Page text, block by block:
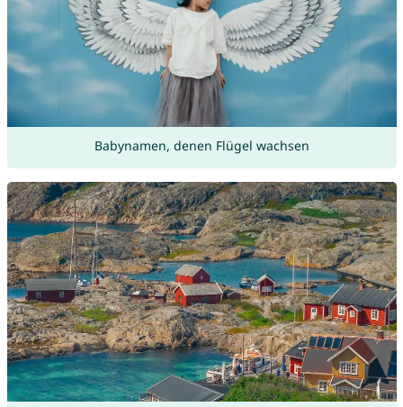
Babynamen, denen Flügel wachsen